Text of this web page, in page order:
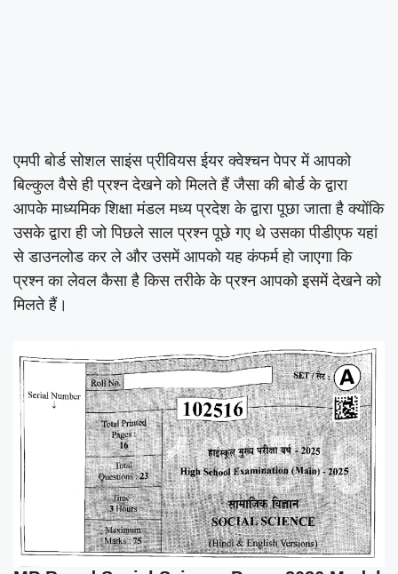
एमपी बोर्ड सोशल साइंस प्रीवियस ईयर क्वेश्चन पेपर में आपको
बिल्कुल वैसे ही प्रश्न देखने को मिलते हैं जैसा की बोर्ड के द्वारा
आपके माध्यमिक शिक्षा मंडल मध्य प्रदेश के द्वारा पूछा जाता है क्योंकि
उसके द्वारा ही जो पिछले साल प्रश्न पूछे गए थे उसका पीडीएफ यहां
से डाउनलोड कर ले और उसमें आपको यह कंफर्म हो जाएगा कि
प्रश्न का लेवल कैसा है किस तरीके के प्रश्न आपको इसमें देखने को
मिलते हैं।